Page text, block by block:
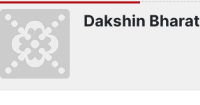
Dakshin Bharat